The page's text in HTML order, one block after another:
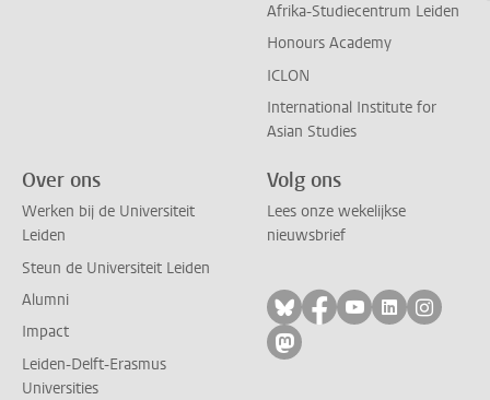
Afrika-Studiecentrum Leiden
Honours Academy
ICLON
International Institute for
Asian Studies
Over ons
Werken bij de Universiteit
Leiden
Steun de Universiteit Leiden
Alumni
Impact
Leiden-Delft-Erasmus
Universities
Volg ons
Lees onze wekelijkse
nieuwsbrief
Volg ons op bluesky
Volg ons op
Volg ons op
Volg ons
Volg
Volg ons op mastodon